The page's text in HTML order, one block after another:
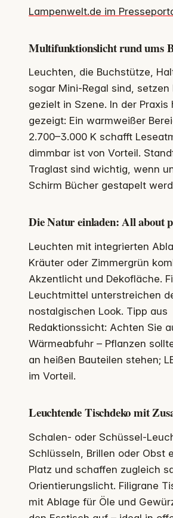
Lampenwelt.de im
Multifunktionslicht rund ums
Leuchten, die Buchstütze,
sogar Mini-Regal sind,
gezielt in Szene. In der Praxis
gezeigt: Ein warmweißer
2.700–3.000 K schafft
dimmbar ist von Vorteil.
Traglast sind wichtig, wenn
Schirm Bücher gestapelt
Die Natur einladen: All about
Leuchten mit integrierten
Kräuter oder Zimmergrün
Akzentlicht und Dekofläche.
Leuchtmittel unterstreichen
nostalgischen Look. Tipp aus
Redaktionssicht: Achten Sie
Wärmeabfuhr – Pflanzen
an heißen Bauteilen stehen;
im Vorteil.
Leuchtende Tischdeko mit
Schalen- oder Schüssel-
Schlüsseln, Brillen oder Obst
Platz und schaffen zugleich
Orientierungslicht. Filigrane
mit Ablage für Öle und